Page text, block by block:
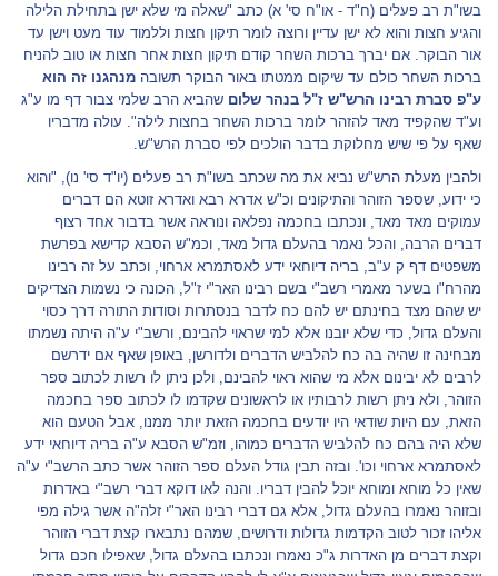
בשו"ת רב פעלים (ח"ד - או"ח סי' א) כתב "שאלה מי שלא ישן בתחילת הלילה
והגיע חצות והוא לא ישן עדיין ורוצה לומר תיקון חצות וללמוד עוד מעט וישן עד
אור הבוקר. אם יברך ברכות השחר קודם תיקון חצות אחר חצות או טוב להניח
ברכות השחר כולם עד שיקום ממטתו באור הבוקר תשובה מנהגנו זה הוא
ע"פ סברת רבינו הרש"ש ז"ל בנהר שלום שהביא הרב שלמי צבור דף מו ע"ג
וע"ד שהקפיד מאד להזהר לומר ברכות השחר בחצות לילה". עולה מדבריו
שאף על פי שיש מחלוקת בדבר הולכים לפי סברת הרש"ש.
ולהבין מעלת הרש"ש נביא את מה שכתב בשו"ת רב פעלים (יו"ד סי' נו), "והוא
כי ידוע, שספר הזוהר והתיקונים וכ"ש אדרא רבא ואדרא זוטא הם דברים
עמוקים מאד מאד, ונכתבו בחכמה נפלאה ונוראה אשר בדבור אחד רצוף
דברים הרבה, והכל נאמר בהעלם גדול מאד, וכמ"ש הסבא קדישא בפרשת
משפטים דף ק ע"ב, בריה דיוחאי ידע לאסתמרא ארחוי, וכתב על זה רבינו
מהרח"ו בשער מאמרי רשב"י בשם רבינו האר"י ז"ל, הכונה כי נשמות הצדיקים
יש שהם מצד בחינתם יש להם כח לדבר בנסתרות וסודות התורה דרך כסוי
והעלם גדול, כדי שלא יובנו אלא למי שראוי להבינם, ורשב"י ע"ה היתה נשמתו
מבחינה זו שהיה בה כח להלביש הדברים ולדורשן, באופן שאף אם ידרשם
לרבים לא יבינום אלא מי שהוא ראוי להבינם, ולכן ניתן לו רשות לכתוב ספר
הזוהר, ולא ניתן רשות לרבותיו או לראשונים שקדמו לו לכתוב ספר בחכמה
הזאת, עם היות שודאי היו יודעים בחכמה הזאת יותר ממנו, אבל הטעם הוא
שלא היה בהם כח להלביש הדברים כמוהו, וזמ"ש הסבא ע"ה בריה דיוחאי ידע
לאסתמרא ארחוי וכו'. ובזה תבין גודל העלם ספר הזוהר אשר כתב הרשב"י ע"ה
שאין כל מוחא ומוחא יוכל להבין דבריו. והנה לאו דוקא דברי רשב"י באדרות
ובזוהר נאמרו בהעלם גדול, אלא גם דברי רבינו האר"י זלה"ה אשר גילה מפי
אליהו זכור לטוב הקדמות גדולות ודרושים, שמהם נתבארו קצת דברי הזוהר
וקצת דברים מן האדרות ג"כ נאמרו ונכתבו בהעלם גדול, שאפילו חכם גדול